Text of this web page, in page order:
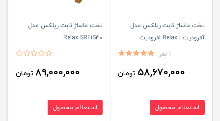
تخت ماساژ ثابت ریلکس مدل
آفرودیت | Relax افرودیت
1 نفر
58,670,000 تومان
استعلام محصول
تخت ماساژ ثابت ریلکس مدل
Relax SRF1S30
89,000,000 تومان
استعلام محصول